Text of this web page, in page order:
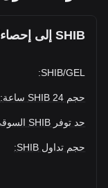
SHIB إلى إحصاءات السوق لعملة GEL
SHIB/GEL
:
حجم SHIB 24 ساعة :
حد توفر SHIB السوقي
حجم تداول SHIB :